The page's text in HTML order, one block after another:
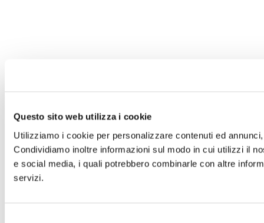
Questo sito web utilizza i cookie
Utilizziamo i cookie per personalizzare contenuti ed
Condividiamo inoltre informazioni sul modo in cui utilizzi il
e social media, i quali potrebbero combinarle con altre
servizi.